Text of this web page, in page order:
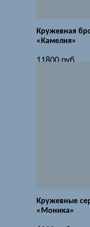
Кружевная
«Камелия»
11800 руб.
Кружевные
«Моника»